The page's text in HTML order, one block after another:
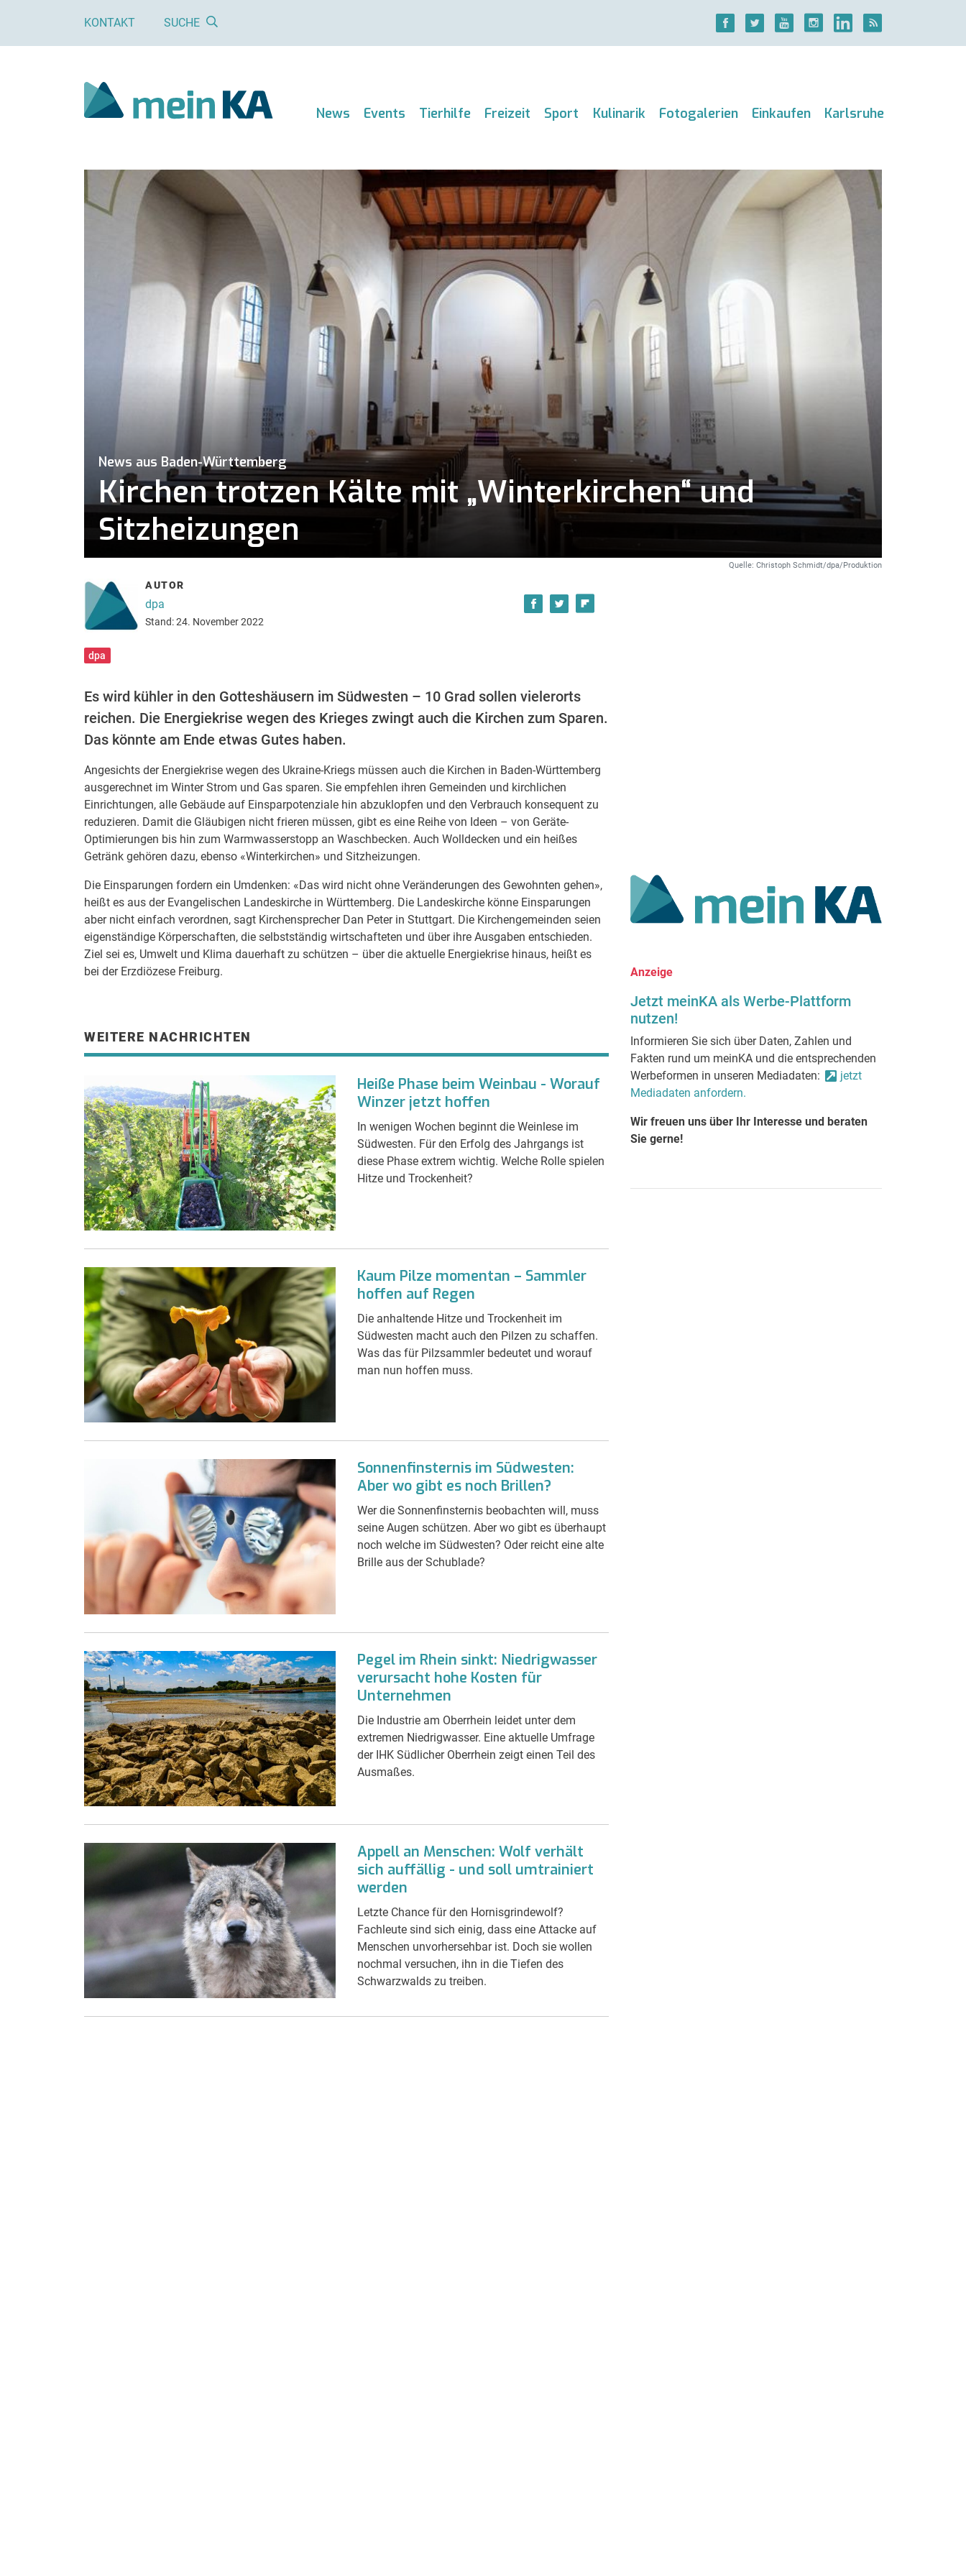
KONTAKT SUCHE
News Events Tierhilfe Freizeit Sport Kulinarik Fotogalerien Einkaufen Karlsruhe
News aus Baden-Württemberg
Kirchen trotzen Kälte mit „Winterkirchen“ und
Sitzheizungen
Quelle: Christoph Schmidt/dpa/Produktion
AUTOR
dpa
Stand: 24. November 2022
dpa
Es wird kühler in den Gotteshäusern im Südwesten – 10 Grad sollen vielerorts
reichen. Die Energiekrise wegen des Krieges zwingt auch die Kirchen zum Sparen.
Das könnte am Ende etwas Gutes haben.
Angesichts der Energiekrise wegen des Ukraine-Kriegs müssen auch die Kirchen in Baden-Württemberg
ausgerechnet im Winter Strom und Gas sparen. Sie empfehlen ihren Gemeinden und kirchlichen
Einrichtungen, alle Gebäude auf Einsparpotenziale hin abzuklopfen und den Verbrauch konsequent zu
reduzieren. Damit die Gläubigen nicht frieren müssen, gibt es eine Reihe von Ideen – von Geräte-
Optimierungen bis hin zum Warmwasserstopp an Waschbecken. Auch Wolldecken und ein heißes
Getränk gehören dazu, ebenso «Winterkirchen» und Sitzheizungen.
Die Einsparungen fordern ein Umdenken: «Das wird nicht ohne Veränderungen des Gewohnten gehen»,
heißt es aus der Evangelischen Landeskirche in Württemberg. Die Landeskirche könne Einsparungen
aber nicht einfach verordnen, sagt Kirchensprecher Dan Peter in Stuttgart. Die Kirchengemeinden seien
eigenständige Körperschaften, die selbstständig wirtschafteten und über ihre Ausgaben entschieden.
Ziel sei es, Umwelt und Klima dauerhaft zu schützen – über die aktuelle Energiekrise hinaus, heißt es
bei der Erzdiözese Freiburg.
WEITERE NACHRICHTEN
Heiße Phase beim Weinbau - Worauf
Winzer jetzt hoffen
In wenigen Wochen beginnt die Weinlese im
Südwesten. Für den Erfolg des Jahrgangs ist
diese Phase extrem wichtig. Welche Rolle spielen
Hitze und Trockenheit?
Kaum Pilze momentan – Sammler
hoffen auf Regen
Die anhaltende Hitze und Trockenheit im
Südwesten macht auch den Pilzen zu schaffen.
Was das für Pilzsammler bedeutet und worauf
man nun hoffen muss.
Sonnenfinsternis im Südwesten:
Aber wo gibt es noch Brillen?
Wer die Sonnenfinsternis beobachten will, muss
seine Augen schützen. Aber wo gibt es überhaupt
noch welche im Südwesten? Oder reicht eine alte
Brille aus der Schublade?
Pegel im Rhein sinkt: Niedrigwasser
verursacht hohe Kosten für
Unternehmen
Die Industrie am Oberrhein leidet unter dem
extremen Niedrigwasser. Eine aktuelle Umfrage
der IHK Südlicher Oberrhein zeigt einen Teil des
Ausmaßes.
Appell an Menschen: Wolf verhält
sich auffällig - und soll umtrainiert
werden
Letzte Chance für den Hornisgrindewolf?
Fachleute sind sich einig, dass eine Attacke auf
Menschen unvorhersehbar ist. Doch sie wollen
nochmal versuchen, ihn in die Tiefen des
Schwarzwalds zu treiben.
Anzeige
Jetzt meinKA als Werbe-Plattform
nutzen!
Informieren Sie sich über Daten, Zahlen und
Fakten rund um meinKA und die entsprechenden
Werbeformen in unseren Mediadaten:
jetzt
Mediadaten anfordern.
Wir freuen uns über Ihr Interesse und beraten
Sie gerne!